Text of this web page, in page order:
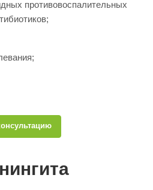
противовоспалительных